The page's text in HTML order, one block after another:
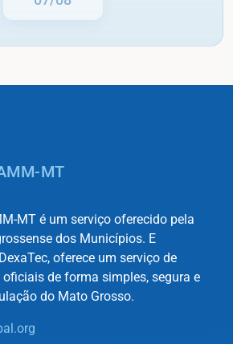
MT
MT é um serviço oferecido pela
dos Municípios. E
oferece um serviço de
de forma simples, segura e
do Mato Grosso.